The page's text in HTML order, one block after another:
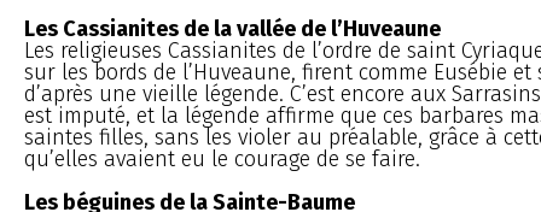
Les Cassianites de la vallée de l’Huveaune
Les religieuses Cassianites de l’ordre de saint
sur les bords de l’Huveaune, firent comme Eusébie et
d’après une vieille légende. C’est encore aux
est imputé, et la légende affirme que ces barbares
saintes filles, sans les violer au préalable, grâce à
qu’elles avaient eu le courage de se faire.
Les béguines de la Sainte-Baume